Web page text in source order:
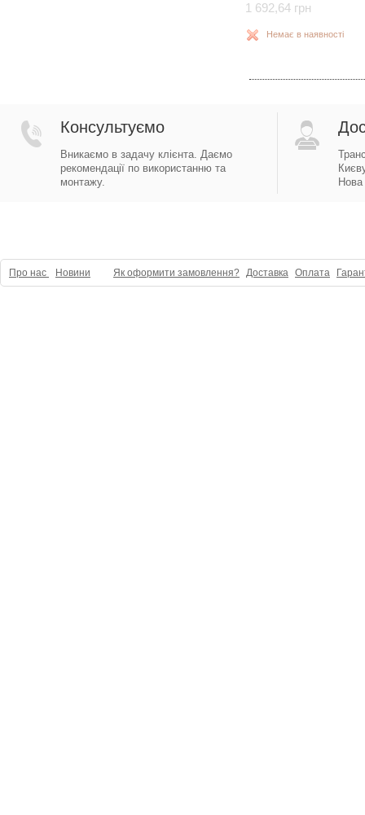
1 692,64 грн
Немає в наявності
Консультуємо
Вникаємо в задачу клієнта. Даємо
рекомендації по використанню та
монтажу.
Про нас Новини Як оформити замовлення? Доставка Оплата